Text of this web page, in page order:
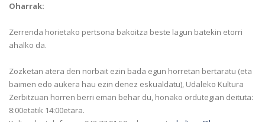
Oharrak:
Zerrenda horietako pertsona bakoitza beste lagun batekin etorri
ahalko da.
Zozketan atera den norbait ezin bada egun horretan bertaratu (eta
baimen edo aukera hau ezin denez eskualdatu), Udaleko Kultura
Zerbitzuan horren berri eman behar du, honako ordutegian deituta:
8:00etatik 14:00etara.